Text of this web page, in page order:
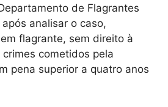
de Flagrantes
analisar o caso,
flagrante, sem direito à
cometidos pela
pena superior a quatro anos